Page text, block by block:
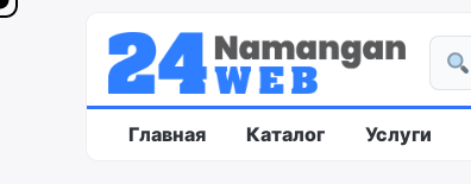
Главная Каталог Услуги